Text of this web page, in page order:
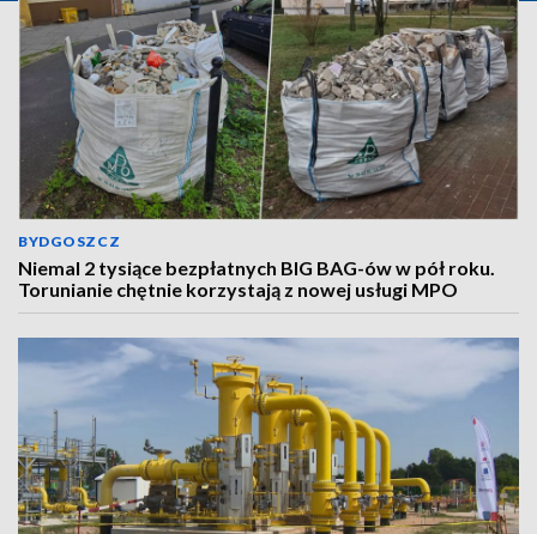
BYDGOSZCZ
Niemal 2 tysiące bezpłatnych BIG BAG-ów w pół roku.
Torunianie chętnie korzystają z nowej usługi MPO